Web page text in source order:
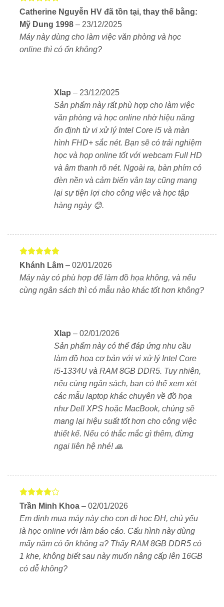
lợi.
Cổng kết nối – Đủ dùng, dễ dàng mở rộng thiết bị
1 cổngUSB-Chỗ trợ Power Delivery và
DisplayPort
USB-A3.2 Gen 1
HDMI 1.4
1 jack tai nghe 3.5mm
thẻ SD
bàn phím hoặc ổ cứng ngoài mà không cần hub
chuyển đổi.
Âm thanh – Rõ ràng, chân thực, tối ưu cho họp
online
động. Webcam
Full HDđi kèm micro kép thu âm rõ
ràng, hỗ trợ tốt cho học trực tuyến, họp Zoom hay gọi
video với người thân.
Thời lượng pin – Làm việc cả ngày, sạc nhanh tiện
3-cell hoặc 4-cell (~41–54Wh)
cung cấp thời
lượng sử dụng lên đến 8–10 giờ với các tác vụ cơ
bản. Công nghệExpressCharge
Vì sao nên chọn Dell Inspiron 5440-
5463BLK-PUS?
Thiết kế mỏng nhẹ, mang đi học hay làm việc đều
tiện
Màn hình 14″ FHD+ tỉ lệ 16:10 – rộng rãi, sắc nét
Được xếp
sao
Catherine Nguyễn HV đã tồn tại, thay thế bằng:
Mỹ Dung 1998 – 23/12/2025
Máy này dùng cho làm việc văn phòng và học
online thì có ổn không?
Xlap – 23/12/2025
Sản phẩm này rất phù hợp cho làm việc
văn phòng và học online nhờ hiệu năng
ổn định từ vi xử lý Intel Core i5 và màn
hình FHD+ sắc nét. Bạn sẽ có trải nghiệm
học và họp online tốt với webcam Full HD
và âm thanh rõ nét. Ngoài ra, bàn phím có
đèn nền và cảm biến vân tay cũng mang
lại sự tiện lợi cho công việc và học tập
hàng ngày 😊.
Được xếp
sao
Khánh Lâm – 02/01/2026
Máy này có phù hợp để làm đồ họa không, và nếu
cùng ngân sách thì có mẫu nào khác tốt hơn không?
Xlap – 02/01/2026
Sản phẩm này có thể đáp ứng nhu cầu
làm đồ họa cơ bản với vi xử lý Intel Core
i5-1334U và RAM 8GB DDR5. Tuy nhiên,
nếu cùng ngân sách, bạn có thể xem xét
các mẫu laptop khác chuyên về đồ họa
như Dell XPS hoặc MacBook, chúng sẽ
mang lại hiệu suất tốt hơn cho công việc
thiết kế. Nếu có thắc mắc gì thêm, đừng
ngại liên hệ nhé! 🙏
Được
45 sao
Trần Minh Khoa – 02/01/2026
Em định mua máy này cho con đi học ĐH, chủ yếu
là học online với làm báo cáo. Cấu hình này dùng
mấy năm có ổn không ạ? Thấy RAM 8GB DDR5 có
1 khe, không biết sau này muốn nâng cấp lên 16GB
có dễ không?